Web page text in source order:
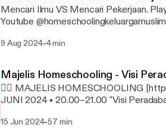
Mencari Ilmu VS Mencari Pekerjaan. Playlist: Paradigma Homeschooling Sumber: Kanal
Youtube @homeschoolingkeluargamuslim
9 Aug 2024-4 min
Majelis Homeschooling - Visi
✍🏻 MAJELIS HOMESCHOOLING‬ [https://
JUNI 2024 • 20.00–21.00 "Visi Peradaban Keluarga
[https://www.youtube.com/redirect?
15 Jun 2024-57 min